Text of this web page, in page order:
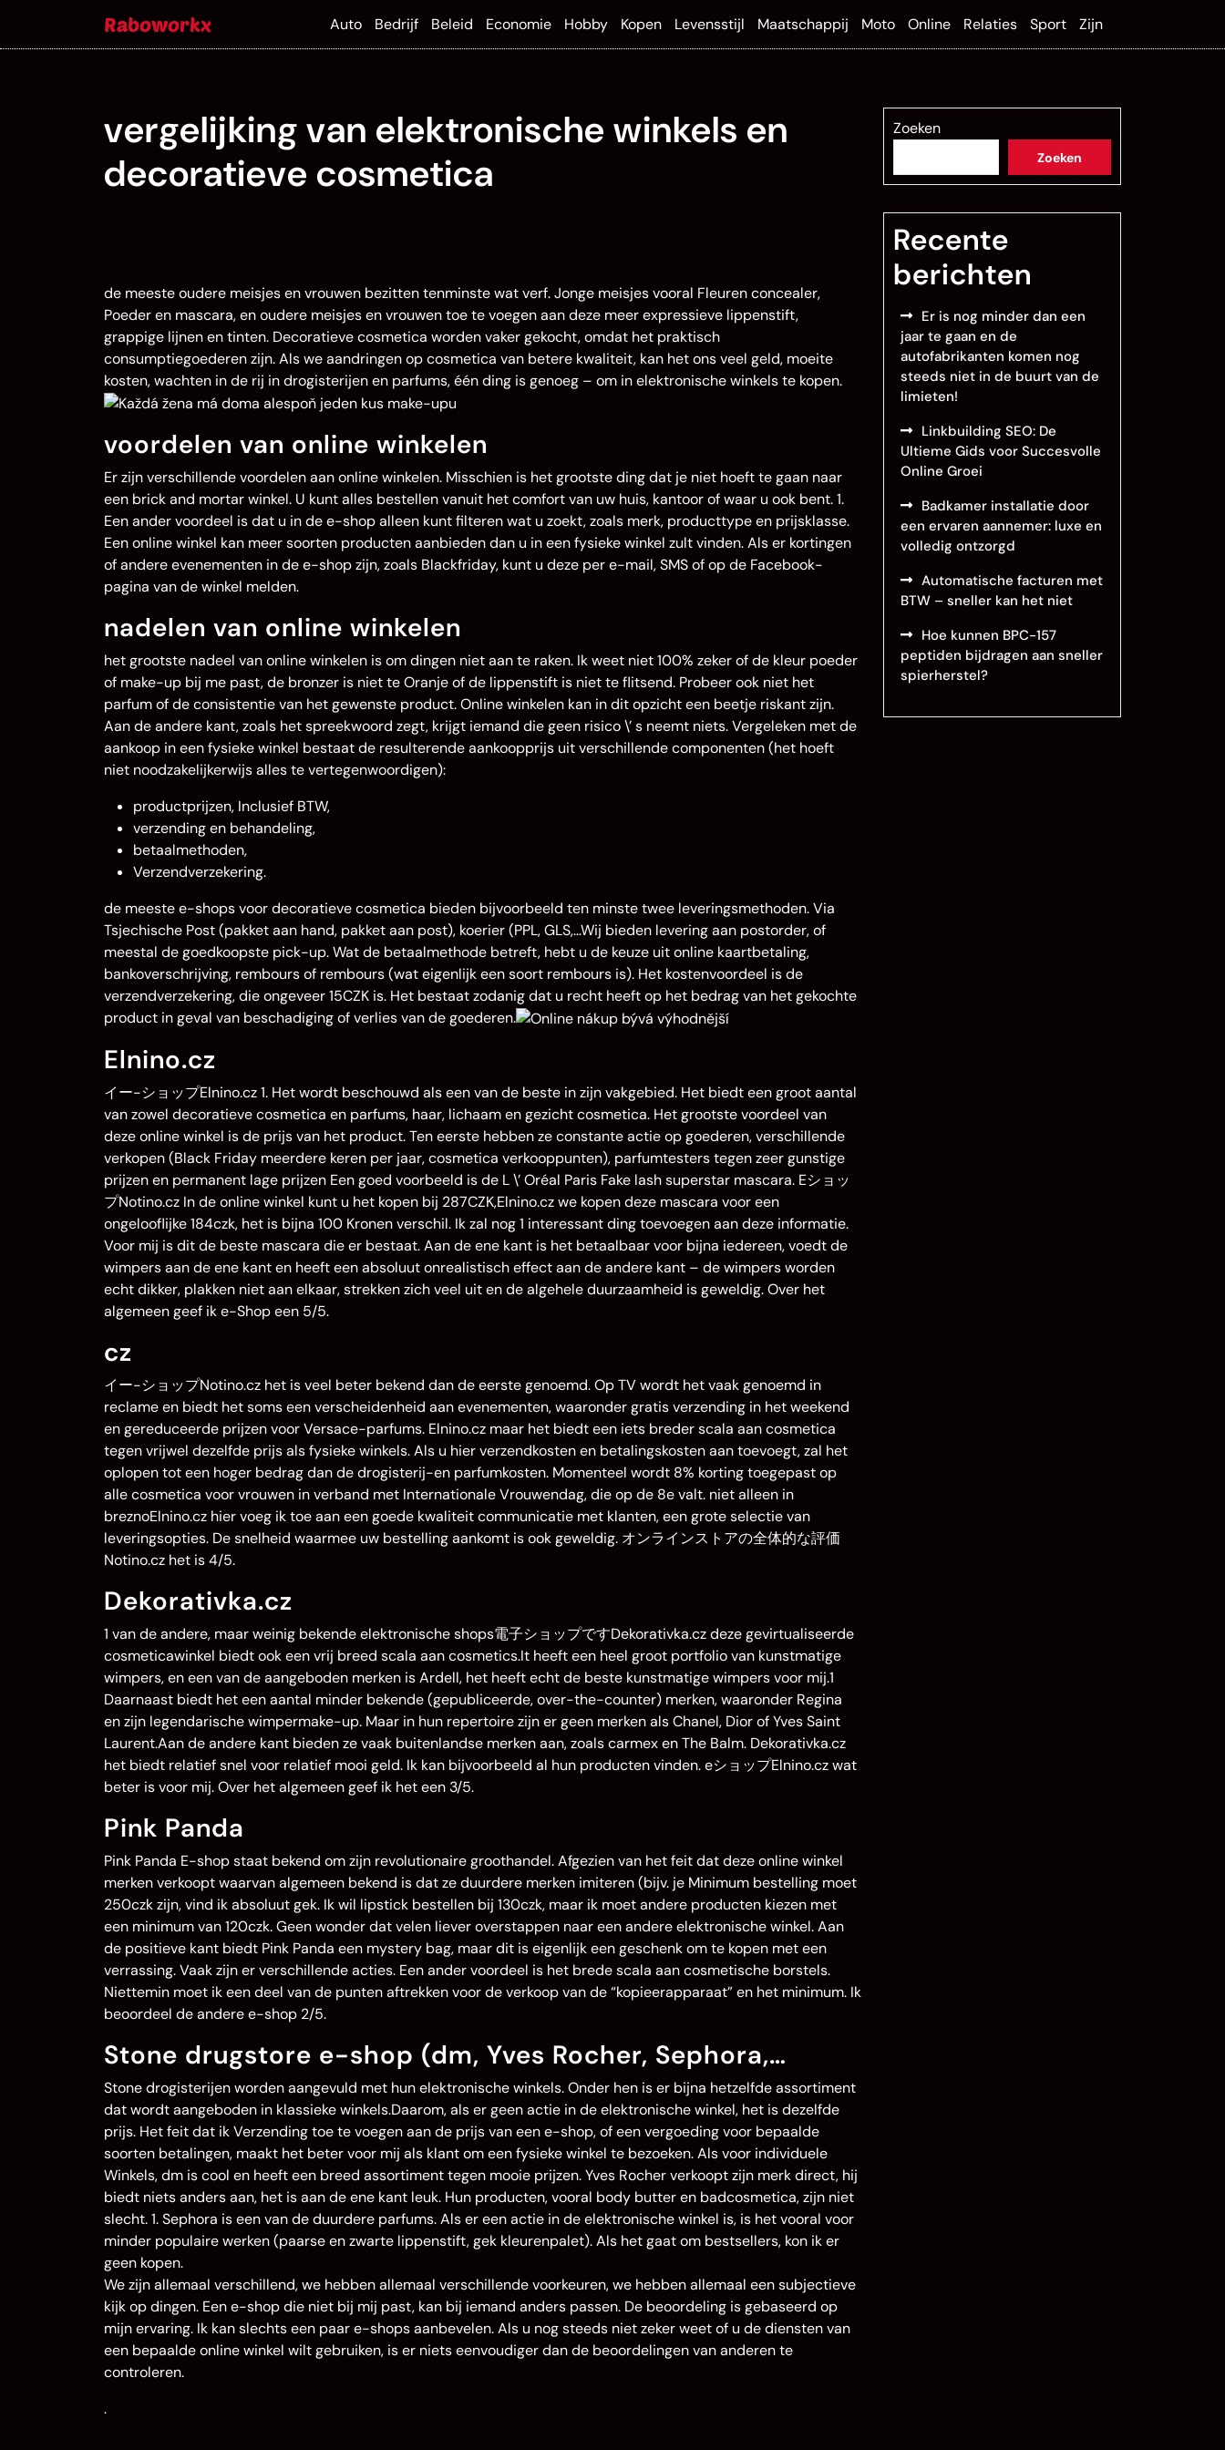
content
Raboworkx Auto Bedrijf Beleid Economie Hobby Kopen Levensstijl Maatschappij Moto Online Relaties Sport Zijn
vergelijking van elektronische winkels en
decoratieve cosmetica
de meeste oudere meisjes en vrouwen bezitten tenminste wat verf. Jonge meisjes vooral Fleuren concealer,
Poeder en mascara, en oudere meisjes en vrouwen toe te voegen aan deze meer expressieve lippenstift,
grappige lijnen en tinten. Decoratieve cosmetica worden vaker gekocht, omdat het praktisch
consumptiegoederen zijn. Als we aandringen op cosmetica van betere kwaliteit, kan het ons veel geld, moeite
kosten, wachten in de rij in drogisterijen en parfums, één ding is genoeg – om in elektronische winkels te kopen.
voordelen van online winkelen
Er zijn verschillende voordelen aan online winkelen. Misschien is het grootste ding dat je niet hoeft te gaan naar
een brick and mortar winkel. U kunt alles bestellen vanuit het comfort van uw huis, kantoor of waar u ook bent. 1.
Een ander voordeel is dat u in de e-shop alleen kunt filteren wat u zoekt, zoals merk, producttype en prijsklasse.
Een online winkel kan meer soorten producten aanbieden dan u in een fysieke winkel zult vinden. Als er kortingen
of andere evenementen in de e-shop zijn, zoals Blackfriday, kunt u deze per e-mail, SMS of op de Facebook-
pagina van de winkel melden.
nadelen van online winkelen
het grootste nadeel van online winkelen is om dingen niet aan te raken. Ik weet niet 100% zeker of de kleur poeder
of make-up bij me past, de bronzer is niet te Oranje of de lippenstift is niet te flitsend. Probeer ook niet het
parfum of de consistentie van het gewenste product. Online winkelen kan in dit opzicht een beetje riskant zijn.
Aan de andere kant, zoals het spreekwoord zegt, krijgt iemand die geen risico \’ s neemt niets. Vergeleken met de
aankoop in een fysieke winkel bestaat de resulterende aankoopprijs uit verschillende componenten (het hoeft
niet noodzakelijkerwijs alles te vertegenwoordigen):
productprijzen, Inclusief BTW,
verzending en behandeling,
betaalmethoden,
Verzendverzekering.
de meeste e-shops voor decoratieve cosmetica bieden bijvoorbeeld ten minste twee leveringsmethoden. Via
Tsjechische Post (pakket aan hand, pakket aan post), koerier (PPL, GLS,…Wij bieden levering aan postorder, of
meestal de goedkoopste pick-up. Wat de betaalmethode betreft, hebt u de keuze uit online kaartbetaling,
bankoverschrijving, rembours of rembours (wat eigenlijk een soort rembours is). Het kostenvoordeel is de
verzendverzekering, die ongeveer 15CZK is. Het bestaat zodanig dat u recht heeft op het bedrag van het gekochte
product in geval van beschadiging of verlies van de goederen.
Elnino.cz
イー-ショップElnino.cz 1. Het wordt beschouwd als een van de beste in zijn vakgebied. Het biedt een groot aantal
van zowel decoratieve cosmetica en parfums, haar, lichaam en gezicht cosmetica. Het grootste voordeel van
deze online winkel is de prijs van het product. Ten eerste hebben ze constante actie op goederen, verschillende
verkopen (Black Friday meerdere keren per jaar, cosmetica verkooppunten), parfumtesters tegen zeer gunstige
prijzen en permanent lage prijzen Een goed voorbeeld is de L \’ Oréal Paris Fake lash superstar mascara. Eショッ
プNotino.cz In de online winkel kunt u het kopen bij 287CZK,Elnino.cz we kopen deze mascara voor een
ongelooflijke 184czk, het is bijna 100 Kronen verschil. Ik zal nog 1 interessant ding toevoegen aan deze informatie.
Voor mij is dit de beste mascara die er bestaat. Aan de ene kant is het betaalbaar voor bijna iedereen, voedt de
wimpers aan de ene kant en heeft een absoluut onrealistisch effect aan de andere kant – de wimpers worden
echt dikker, plakken niet aan elkaar, strekken zich veel uit en de algehele duurzaamheid is geweldig. Over het
algemeen geef ik e-Shop een 5/5.
cz
イー-ショップNotino.cz het is veel beter bekend dan de eerste genoemd. Op TV wordt het vaak genoemd in
reclame en biedt het soms een verscheidenheid aan evenementen, waaronder gratis verzending in het weekend
en gereduceerde prijzen voor Versace-parfums. Elnino.cz maar het biedt een iets breder scala aan cosmetica
tegen vrijwel dezelfde prijs als fysieke winkels. Als u hier verzendkosten en betalingskosten aan toevoegt, zal het
oplopen tot een hoger bedrag dan de drogisterij-en parfumkosten. Momenteel wordt 8% korting toegepast op
alle cosmetica voor vrouwen in verband met Internationale Vrouwendag, die op de 8e valt. niet alleen in
breznoElnino.cz hier voeg ik toe aan een goede kwaliteit communicatie met klanten, een grote selectie van
leveringsopties. De snelheid waarmee uw bestelling aankomt is ook geweldig. オンラインストアの全体的な評価
Notino.cz het is 4/5.
Dekorativka.cz
1 van de andere, maar weinig bekende elektronische shops電子ショップですDekorativka.cz deze gevirtualiseerde
cosmeticawinkel biedt ook een vrij breed scala aan cosmetics.It heeft een heel groot portfolio van kunstmatige
wimpers, en een van de aangeboden merken is Ardell, het heeft echt de beste kunstmatige wimpers voor mij.1
Daarnaast biedt het een aantal minder bekende (gepubliceerde, over-the-counter) merken, waaronder Regina
en zijn legendarische wimpermake-up. Maar in hun repertoire zijn er geen merken als Chanel, Dior of Yves Saint
Laurent.Aan de andere kant bieden ze vaak buitenlandse merken aan, zoals carmex en The Balm. Dekorativka.cz
het biedt relatief snel voor relatief mooi geld. Ik kan bijvoorbeeld al hun producten vinden. eショップElnino.cz wat
beter is voor mij. Over het algemeen geef ik het een 3/5.
Pink Panda
Pink Panda E-shop staat bekend om zijn revolutionaire groothandel. Afgezien van het feit dat deze online winkel
merken verkoopt waarvan algemeen bekend is dat ze duurdere merken imiteren (bijv. je Minimum bestelling moet
250czk zijn, vind ik absoluut gek. Ik wil lipstick bestellen bij 130czk, maar ik moet andere producten kiezen met
een minimum van 120czk. Geen wonder dat velen liever overstappen naar een andere elektronische winkel. Aan
de positieve kant biedt Pink Panda een mystery bag, maar dit is eigenlijk een geschenk om te kopen met een
verrassing. Vaak zijn er verschillende acties. Een ander voordeel is het brede scala aan cosmetische borstels.
Niettemin moet ik een deel van de punten aftrekken voor de verkoop van de “kopieerapparaat” en het minimum. Ik
beoordeel de andere e-shop 2/5.
Stone drugstore e-shop (dm, Yves Rocher, Sephora,…
Stone drogisterijen worden aangevuld met hun elektronische winkels. Onder hen is er bijna hetzelfde assortiment
dat wordt aangeboden in klassieke winkels.Daarom, als er geen actie in de elektronische winkel, het is dezelfde
prijs. Het feit dat ik Verzending toe te voegen aan de prijs van een e-shop, of een vergoeding voor bepaalde
soorten betalingen, maakt het beter voor mij als klant om een fysieke winkel te bezoeken. Als voor individuele
Winkels, dm is cool en heeft een breed assortiment tegen mooie prijzen. Yves Rocher verkoopt zijn merk direct, hij
biedt niets anders aan, het is aan de ene kant leuk. Hun producten, vooral body butter en badcosmetica, zijn niet
slecht. 1. Sephora is een van de duurdere parfums. Als er een actie in de elektronische winkel is, is het vooral voor
minder populaire werken (paarse en zwarte lippenstift, gek kleurenpalet). Als het gaat om bestsellers, kon ik er
geen kopen.
We zijn allemaal verschillend, we hebben allemaal verschillende voorkeuren, we hebben allemaal een subjectieve
kijk op dingen. Een e-shop die niet bij mij past, kan bij iemand anders passen. De beoordeling is gebaseerd op
mijn ervaring. Ik kan slechts een paar e-shops aanbevelen. Als u nog steeds niet zeker weet of u de diensten van
een bepaalde online winkel wilt gebruiken, is er niets eenvoudiger dan de beoordelingen van anderen te
controleren.
.
Zoeken
Zoeken
Recente
berichten
Er is nog minder dan een
jaar te gaan en de
autofabrikanten komen nog
steeds niet in de buurt van de
limieten!
Linkbuilding SEO: De
Ultieme Gids voor Succesvolle
Online Groei
Badkamer installatie door
een ervaren aannemer: luxe en
volledig ontzorgd
Automatische facturen met
BTW – sneller kan het niet
Hoe kunnen BPC-157
peptiden bijdragen aan sneller
spierherstel?